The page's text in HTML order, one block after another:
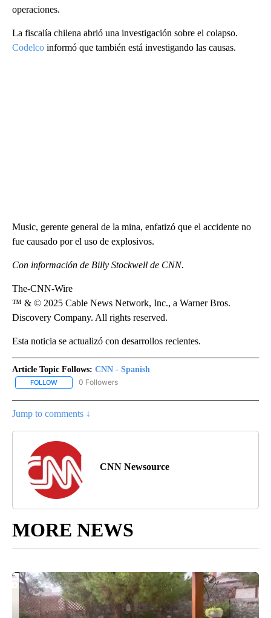
operaciones.
La fiscalía chilena abrió una investigación sobre el colapso.
Codelco informó que también está investigando las causas.
Music, gerente general de la mina, enfatizó que el accidente no
fue causado por el uso de explosivos.
Con información de Billy Stockwell de CNN.
The-CNN-Wire
™ & © 2025 Cable News Network, Inc., a Warner Bros.
Discovery Company. All rights reserved.
Esta noticia se actualizó con desarrollos recientes.
Article Topic Follows: CNN - Spanish
FOLLOW FOLLOW "CNN - SPANISH" TO RECEIVE NOTIFICATIONS ABOUT
0 Followers
Jump to comments ↓
CNN Newsource
MORE NEWS